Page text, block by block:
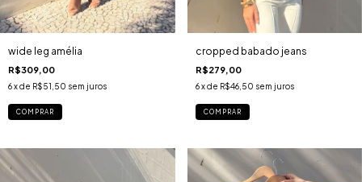
wide leg amélia
R$309,00
6x de R$51,50 sem juros
COMPRAR
cropped babado jeans
R$279,00
6 x de R$46,50 sem juros
COMPRAR